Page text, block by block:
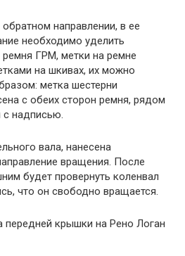
направлении, в ее
необходимо уделить
ГРМ, метки на ремне
на шкивах, их можно
метка шестерни
с обеих сторон ремня, рядом
надписью.
вала, нанесена
вращения. После
будет провернуть коленвал
что он свободно вращается.
передней крышки на Рено Логан